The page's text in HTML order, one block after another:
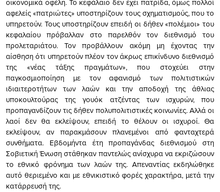
οικονομικά οφέλη. Το κεφάλαιο δεν έχει πατρίδα, όμως πολλοί
αφελείς «πατριώτες» υποστηρίζουν τους σχηματισμούς, που το
υπηρετούν. Τους υποστηρίζουν επειδή οι δήθεν «πολέμιοι» του
κεφαλαίου πρόβαλλαν στο παρελθόν τον διεθνισμό του
προλεταριάτου. Τον προβάλλουν ακόμη μη έχοντας την
αίσθηση ότι υπηρετούν πλέον τον άκρως επικίνδυνο διεθνισμό
της «νέας τάξης πραγμάτων», που στοχεύει στην
παγκοσμιοποίηση με τον αφανισμό των πολιτιστικών
ιδιαιτεροτήτων των λαών και την αποδοχή της άθλιας
υποκουλτούρας της γουόκ ατζέντας των ισχυρών, που
προπαγανδίζουν τις δήθεν πολυπολιτιστικές κοινωνίες. Αλλά οι
λαοί δεν θα εκλείψουν, επειδή το θέλουν οι ισχυροί. Θα
εκλείψουν, αν παρακμάσουν πλανεμένοι από φανταχτερά
συνθήματα. Εβδομήντα έτη προπαγάνδας διεθνισμού στη
Σοβιετική Ένωση στάθηκαν παντελώς ανίσχυρα να εκριζώσουν
το εθνικό φρόνημα των λαών της. Απεναντίας εκδηλώθηκε
αυτό θεριεμένο και με εθνικιστικό φορές χαρακτήρα, μετά την
κατάρρευσή της.